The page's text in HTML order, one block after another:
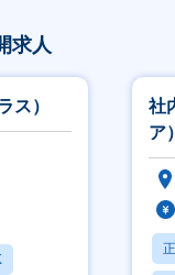
求人
ス）
社
ア）